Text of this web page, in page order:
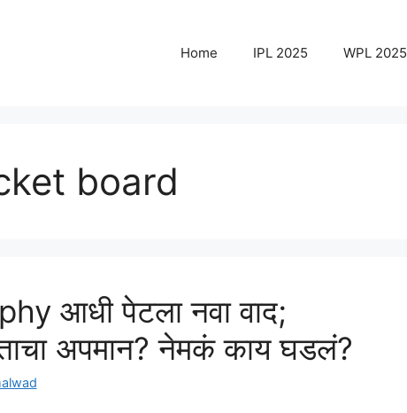
Home IPL 2025 WPL 2025
board
आधी पेटला नवा वाद;
अपमान? नेमकं काय घडलं?